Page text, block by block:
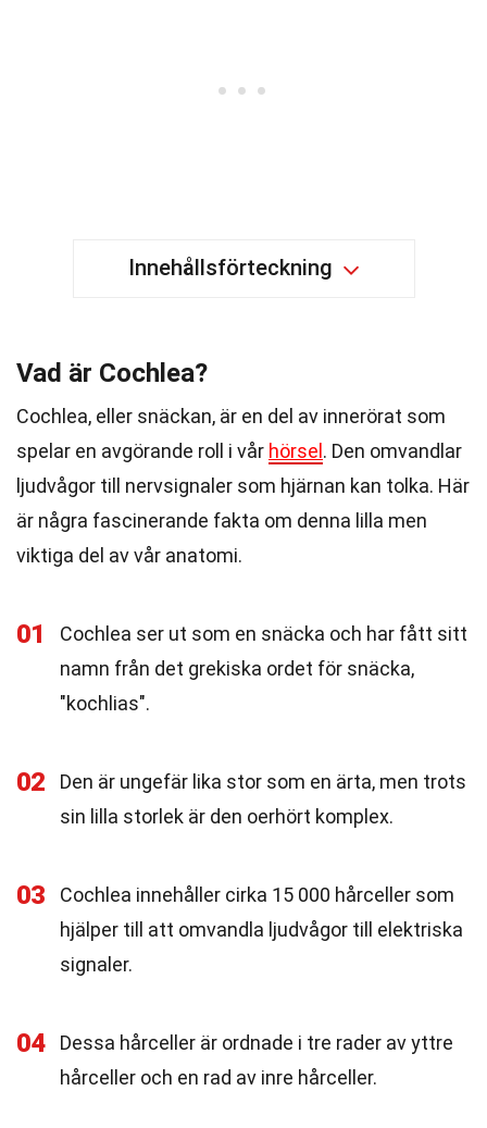
Innehållsförteckning
Vad är Cochlea?
Cochlea, eller snäckan, är en del av innerörat som
spelar en avgörande roll i vår hörsel . Den omvandlar
ljudvågor till nervsignaler som hjärnan kan tolka. Här
är några fascinerande fakta om denna lilla men
viktiga del av vår anatomi.
01
Cochlea ser ut som en snäcka och har fått sitt
namn från det grekiska ordet för snäcka,
"kochlias".
02
Den är ungefär lika stor som en ärta, men trots
sin lilla storlek är den oerhört komplex.
03
Cochlea innehåller cirka 15 000 hårceller som
hjälper till att omvandla ljudvågor till elektriska
signaler.
04
Dessa hårceller är ordnade i tre rader av yttre
hårceller och en rad av inre hårceller.